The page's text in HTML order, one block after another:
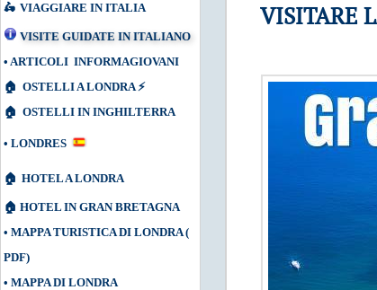
🛵 VIAGGIARE IN ITALIA
VISITE GUIDATE IN ITALIANO
• ARTICOLI INFORMAGIOVANI
🏠 OSTELLI A LONDRA ⚡
🏠 OSTELLI IN INGHILTERRA
• LONDRES
🏠 HOTEL A LONDRA
🏠 HOTEL IN GRAN BRETAGNA
• MAPPA TURISTICA DI LONDRA (
PDF)
• MAPPA DI LONDRA
VISITARE